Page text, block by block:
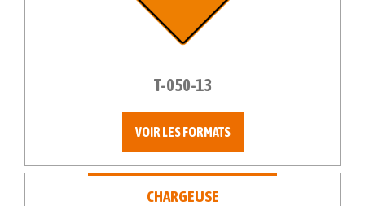
T-050-13
VOIR LES FORMATS
CHARGEUSE